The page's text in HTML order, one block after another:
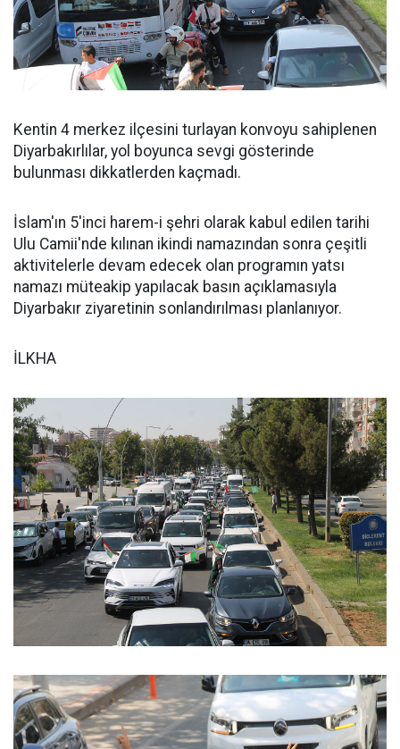
Kentin 4 merkez ilçesini turlayan konvoyu sahiplenen
Diyarbakırlılar, yol boyunca sevgi gösterinde
bulunması dikkatlerden kaçmadı.
İslam'ın 5'inci harem-i şehri olarak kabul edilen tarihi
Ulu Camii'nde kılınan ikindi namazından sonra çeşitli
aktivitelerle devam edecek olan programın yatsı
namazı müteakip yapılacak basın açıklamasıyla
Diyarbakır ziyaretinin sonlandırılması planlanıyor.
İLKHA